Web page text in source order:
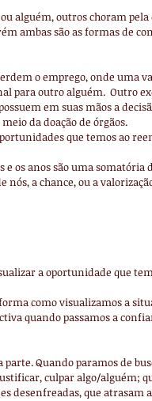
alguém, outros choram
ambas são as formas de
o emprego, onde uma
para outro alguém.  Outro
em suas mãos a
da doação de órgãos.
que temos ao
e os anos são uma somatória
nós, a chance, ou a
a oportunidade que
como visualizamos a
quando passamos a
parte. Quando paramos de
culpar algo/alguém;
desenfreadas, que atrasam